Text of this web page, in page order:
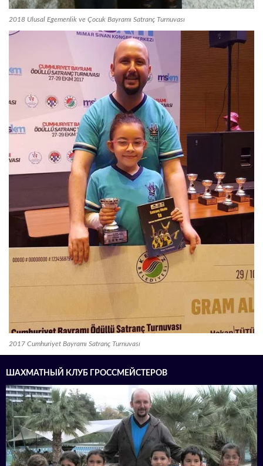
2018 Ulusal Egemenlik ve Çocuk Bayramı Satranç Turnuvası
2017 Cumhuriyet Bayramı Satranç Turnuvası
ШАХМАТНЫЙ КЛУБ ГРОССМЕЙСТЕРОВ